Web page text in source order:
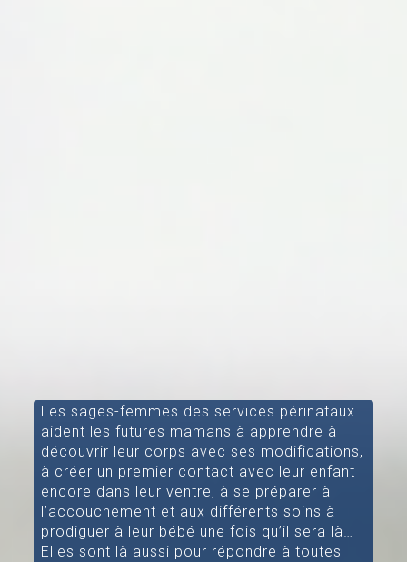
Les sages-femmes des services périnataux
aident les futures mamans à apprendre à
découvrir leur corps avec ses modifications,
à créer un premier contact avec leur enfant
encore dans leur ventre, à se préparer à
l’accouchement et aux différents soins à
prodiguer à leur bébé une fois qu’il sera là…
Elles sont là aussi pour répondre à toutes